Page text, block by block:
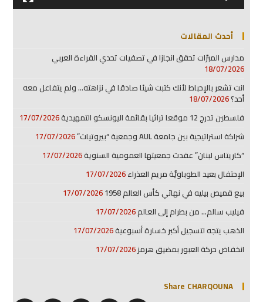
أحدث المقالات
مدارس المبرّات تحقق انجازا في تصفيات تحدي القراءة العربي
18/07/2026
انت تشعر بالإحباط لأنك كتبت شيئا صادقا في نزاهته… ولم يتفاعل معه
أحد؟18/07/2026
فلسطين تدرج 12 موقعا تراثيا بقائمة اليونسكو التمهيدية
17/07/2026
شراكة استراتيجية بين جامعة AUL وجمعية “بيروتيات”
17/07/2026
“كاريتاس لبنان” عقدت جمعيتها العمومية السنوية17/07/2026
الإحتفال بعيد الطوباويَّة مريم العذراء17/07/2026
بيع قميص بيليه في نهائي كأس العالم 1958
17/07/2026
فيليب سالم… من بطرام إلى العالم17/07/2026
الذهب يتجه لتسجيل أكبر خسارة أسبوعية17/07/2026
انخفاض حركة العبور بمضيق هرمز17/07/2026
Share CHARQOUNA